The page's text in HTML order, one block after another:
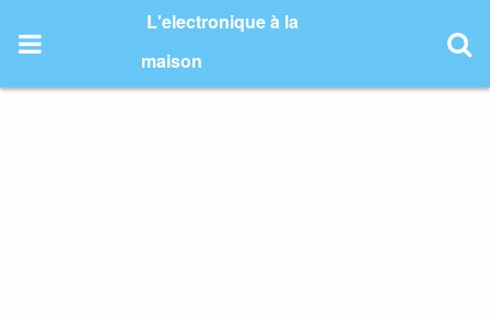
content
L'electronique à la
maison